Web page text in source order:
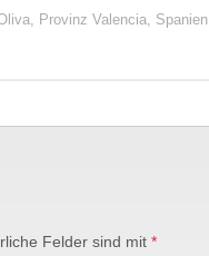
Provinz Valencia, Spanien
Felder sind mit *